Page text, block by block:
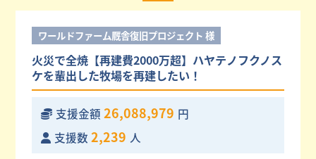
ワールドファーム厩舎復旧プロジェクト 様
火災で全焼【再建費2000万超】ハヤテノフクノス
ケを輩出した牧場を再建したい！
支援金額 26,088,979 円
支援数 2,239 人